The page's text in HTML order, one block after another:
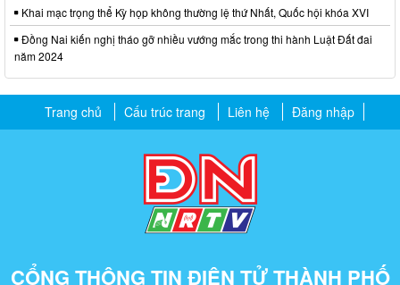
Khai mạc trọng thể Kỳ họp không thường lệ thứ Nhất, Quốc hội khóa XVI
Đồng Nai kiến nghị tháo gỡ nhiều vướng mắc trong thi hành Luật Đất đai
năm 2024
Trang chủ Cấu trúc trang Liên hệ Đăng nhập
CỔNG THÔNG TIN ĐIỆN TỬ THÀNH PHỐ